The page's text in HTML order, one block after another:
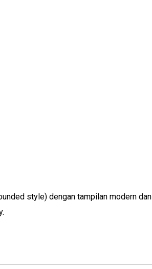
style) dengan tampilan modern dan